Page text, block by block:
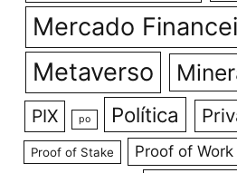
Mercado
Metaverso
PIX po Política
Proof of Stake Proof of Work